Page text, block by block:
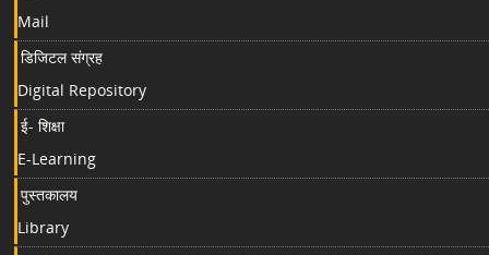
Mail
डिजिटल संग्रह
Digital Repository
ई- शिक्षा
E-Learning
पुस्तकालय
Library